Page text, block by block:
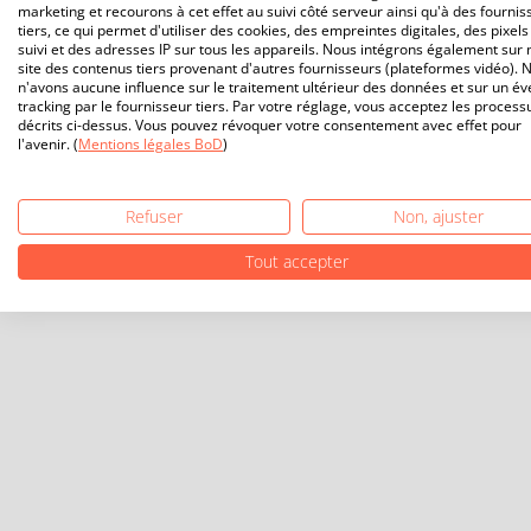
marketing et recourons à cet effet au suivi côté serveur ainsi qu'à des
tiers, ce qui permet d'utiliser des cookies, des empreintes digitales, des
suivi et des adresses IP sur tous les appareils. Nous intégrons également sur
site des contenus tiers provenant d'autres fournisseurs (plateformes vidéo).
n'avons aucune influence sur le traitement ultérieur des données et sur un
tracking par le fournisseur tiers. Par votre réglage, vous acceptez les
décrits ci-dessus. Vous pouvez révoquer votre consentement avec effet pour
l'avenir. (Mentions légales BoD)
Refuser
Non, ajuster
Tout accepter